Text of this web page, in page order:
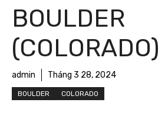
BOULDER
(COLORADO)
admin Tháng 3 28, 2024
BOULDER COLORADO